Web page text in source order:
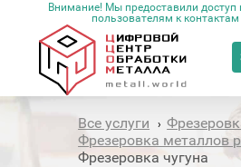
Внимание! Мы предоставили
пользователям к
Все услуги ›
Фрезеровка металлов
Фрезеровка чугуна